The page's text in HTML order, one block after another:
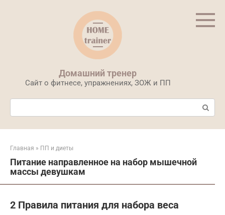
Домашний тренер
Сайт о фитнесе, упражнениях, ЗОЖ и ПП
Поиск:
Главная » ПП и диеты
Питание направленное на набор мышечной
массы девушкам
2 Правила питания для набора веса